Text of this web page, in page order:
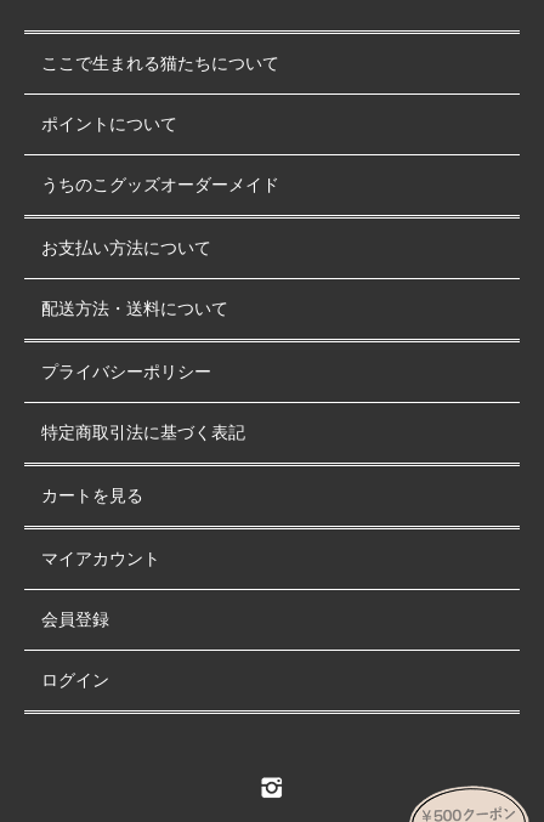
ここで生まれる猫たちについて
ポイントについて
うちのこグッズオーダーメイド
お支払い方法について
配送方法・送料について
プライバシーポリシー
特定商取引法に基づく表記
カートを見る
マイアカウント
会員登録
ログイン